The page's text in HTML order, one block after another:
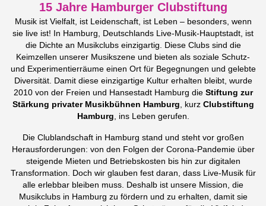
15 Jahre Hamburger Clubstiftung
Musik ist Vielfalt, ist Leidenschaft, ist Leben – besonders, wenn
sie live ist! In Hamburg, Deutschlands Live-Musik-Hauptstadt, ist
die Dichte an Musikclubs einzigartig. Diese Clubs sind die
Keimzellen unserer Musikszene und bieten als soziale Schutz-
und Experimentierräume einen Ort für Begegnungen und gelebte
Diversität. Damit diese einzigartige Kultur erhalten bleibt, wurde
2010 von der Freien und Hansestadt Hamburg die Stiftung zur
Stärkung privater Musikbühnen Hamburg, kurz Clubstiftung
Hamburg, ins Leben gerufen.
Die Clublandschaft in Hamburg stand und steht vor großen
Herausforderungen: von den Folgen der Corona-Pandemie über
steigende Mieten und Betriebskosten bis hin zur digitalen
Transformation. Doch wir glauben fest daran, dass Live-Musik für
alle erlebbar bleiben muss. Deshalb ist unsere Mission, die
Musikclubs in Hamburg zu fördern und zu erhalten, damit sie